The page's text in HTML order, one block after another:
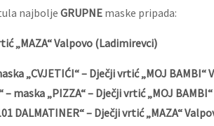
najboljeGRUPNE maske pripada:
„MAZA“ Valpovo (Ladimirevci)
„CVJETIĆI“ – Dječji vrtić „MOJ BAMBI“
maska „PIZZA“ – Dječji vrtić „MOJ
DALMATINER“ – Dječji vrtić „MAZA“